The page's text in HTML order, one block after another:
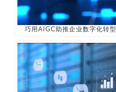
巧用AIGC助推企业数字化转型